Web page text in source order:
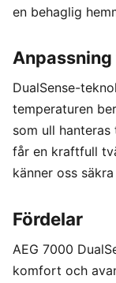
en behaglig
DualSense-
temperaturen
som ull
får en kraftfull
känner oss
Fördelar
AEG 7000
komfort och